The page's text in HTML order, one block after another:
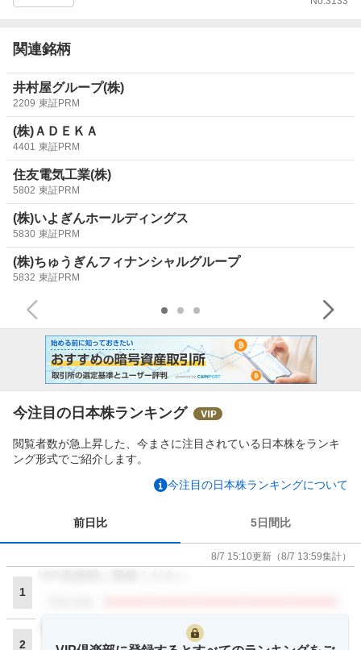
関連銘柄
井村屋グループ(株)
2209 東証PRM
(株)ＡＤＥＫＡ
4401 東証PRM
住友電気工業(株)
5802 東証PRM
(株)いよぎんホールディングス
5830 東証PRM
(株)ちゅうぎんフィナンシャルグループ
5832 東証PRM
今注目の日本株ランキング
閲覧者数が急上昇した、今まさに注目されている日本株をランキ
ング形式でご紹介します。
今注目の日本株ランキングについて
前日比 5日間比
8/7 15:10更新 （8/7 13:59集計）
1
2
VIP倶楽部に登録ください